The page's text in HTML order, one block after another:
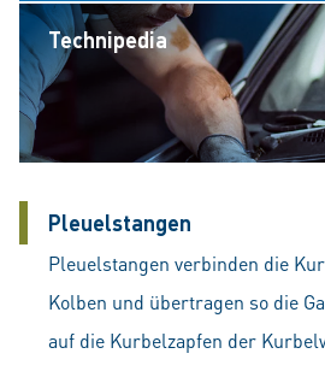
Technipedia
Pleuelstangen
Pleuelstangen verbinden die
Kolben und übertragen so die
auf die Kurbelzapfen der